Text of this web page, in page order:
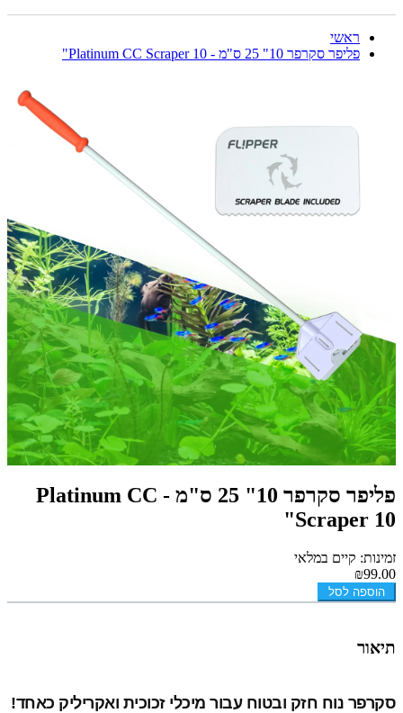
ראשי
פליפר סקרפר 10" 25 ס"מ - Platinum CC Scraper 10"
פליפר סקרפר 10" 25 ס"מ - Platinum CC
Scraper 10"
זמינות: קיים במלאי
₪99.00
הוספה לסל
תיאור
סקרפר נוח חזק ובטוח עבור מיכלי זכוכית ואקריליק כאחד!